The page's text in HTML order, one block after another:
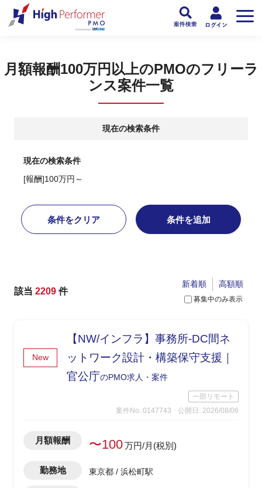
月額報酬100万円以上のPMOのフリーラ
ンス案件一覧
現在の検索条件
現在の検索条件
[報酬]100万円～
条件をクリア 条件を追加
該当 2209 件
募集中のみ表示
新着順 高額順
New
【NW/インフラ】事務所-DC間ネ
ットワーク設計・構築保守支援｜
官公庁のPMO求人・案件
一部リモート
案件No. 0147743
公開日: 2026/08/06
月額報酬 〜100万円/月(税別)
勤務地 東京都 / 浜松町駅